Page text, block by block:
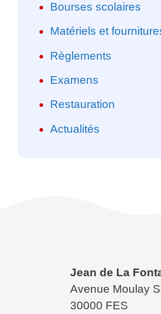
Bourses scolaires
Matériels et
Règlements
Examens
Restauration
Actualités
Jean de La
Avenue Moulay
30000 FES